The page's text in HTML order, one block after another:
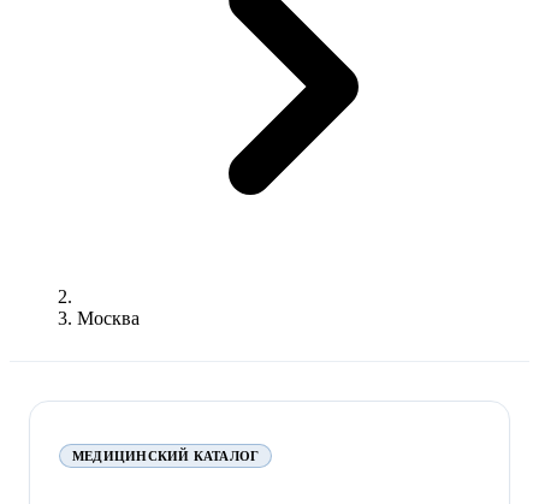
Москва
МЕДИЦИНСКИЙ КАТАЛОГ